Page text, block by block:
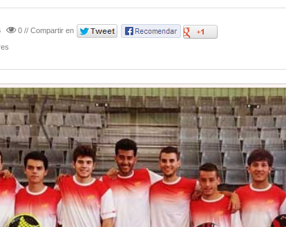
0 // Compartir en